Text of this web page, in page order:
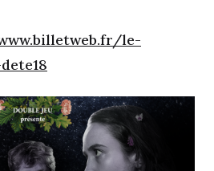
le-